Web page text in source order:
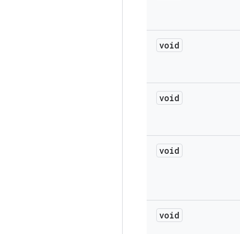
void
void
void
void